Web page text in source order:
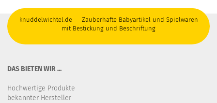
knuddelwichtel.de Zauberhafte Babyartikel und Spielwaren
mit Bestickung und Beschriftung
DAS BIETEN WIR ...
Hochwertige Produkte
bekannter Hersteller